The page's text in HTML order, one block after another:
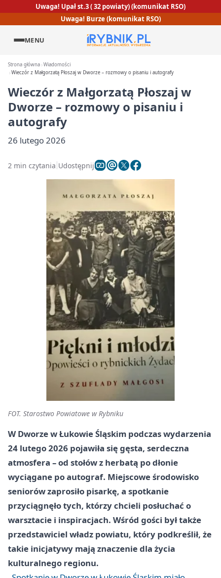
Uwaga! Upał st.3 ( 32 powiaty) (komunikat RSO)
Uwaga! Burze (komunikat RSO)
MENU
Strona główna Wiadomości
Wieczór z Małgorzatą Płoszaj w Dworze – rozmowy o pisaniu i autografy
Wieczór z Małgorzatą Płoszaj w
Dworze – rozmowy o pisaniu i
autografy
26 lutego 2026
2 min czytania Udostępnij
FOT. Starostwo Powiatowe w Rybniku
W Dworze w Łukowie Śląskim podczas wydarzenia
24 lutego 2026 pojawiła się gęsta, serdeczna
atmosfera – od stołów z herbatą po dłonie
wyciągane po autograf. Miejscowe środowisko
seniorów zaprosiło pisarkę, a spotkanie
przyciągnęło tych, którzy chcieli posłuchać o
warsztacie i inspiracjach. Wśród gości był także
przedstawiciel władz powiatu, który podkreślił, że
takie inicjatywy mają znaczenie dla życia
kulturalnego regionu.